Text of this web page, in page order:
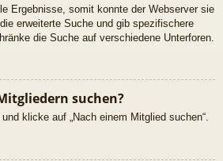
Ergebnisse, somit konnte der Webserver sie
erweiterte Suche und gib spezifischere
die Suche auf verschiedene Unterforen.
suchen?
klicke auf „Nach einem Mitglied suchen“.